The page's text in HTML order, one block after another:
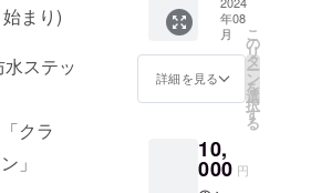
まり)
ステッ
」
ます。
・書
き直し
入れ後
から2回
す。
・
データ
ムなど
の
お名前
をご記
入くだ
ラル
※サイ
ズ：
M(横
36cm×
高さ
奥行
11cm)
②フェ
年08
月
詳細を見る
こ
の
リ
タ
ー
ン
を
選
択
す
る
10,
000 円